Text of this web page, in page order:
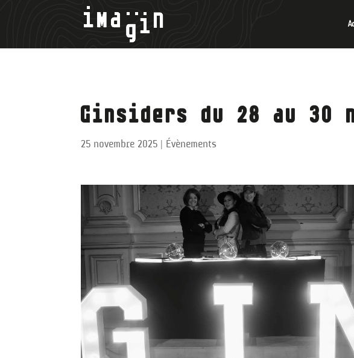
Ginsiders du 28 au 30
25 novembre 2025 | Évènements